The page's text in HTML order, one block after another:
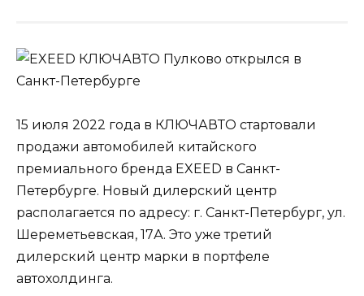
15 июля 2022 года в КЛЮЧАВТО стартовали
продажи автомобилей китайского
премиального бренда EXEED в Санкт-
Петербурге. Новый дилерский центр
располагается по адресу: г. Санкт-Петербург, ул.
Шереметьевская, 17А. Это уже третий
дилерский центр марки в портфеле
автохолдинга.